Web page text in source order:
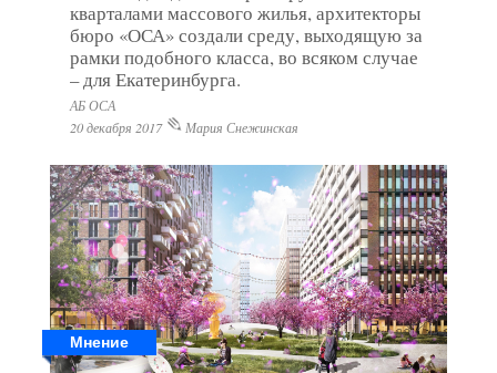
кварталами массового жилья, архитекторы
бюро «ОСА» создали среду, выходящую за
рамки подобного класса, во всяком случае
– для Екатеринбурга.
АБ ОСА
20 декабря 2017
Мария Снежинская
Мнение